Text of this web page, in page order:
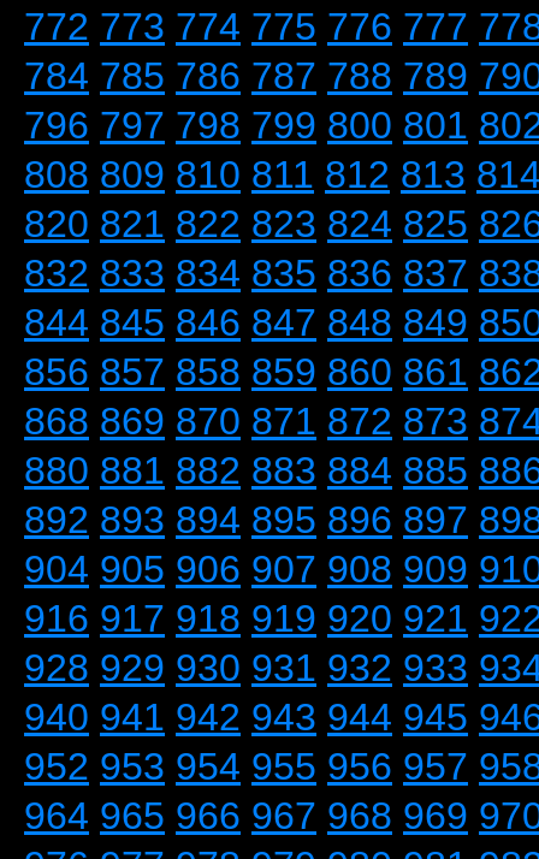
772 773 774 775 776 777
784 785 786 787 788 789
796 797 798 799 800 801
808 809 810 811 812 813
820 821 822 823 824 825
832 833 834 835 836 837
844 845 846 847 848 849
856 857 858 859 860 861
868 869 870 871 872 873
880 881 882 883 884 885
892 893 894 895 896 897
904 905 906 907 908 909
916 917 918 919 920 921
928 929 930 931 932 933
940 941 942 943 944 945
952 953 954 955 956 957
964 965 966 967 968 969